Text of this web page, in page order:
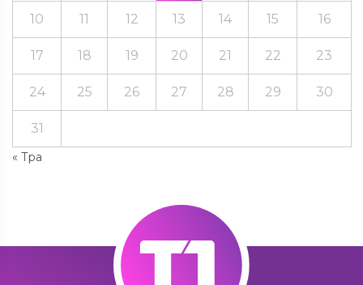
« Тра
10 11 12 13 14 15 16
17 18 19 20 21 22 23
24 25 26 27 28 29 30
31